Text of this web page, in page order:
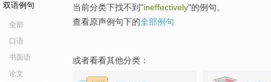
双语例句
全部
口语
书面语
论文
当前分类下找不到"ineffectively"的例句。
查看原声例句下的全部例句
或者看看其他分类：